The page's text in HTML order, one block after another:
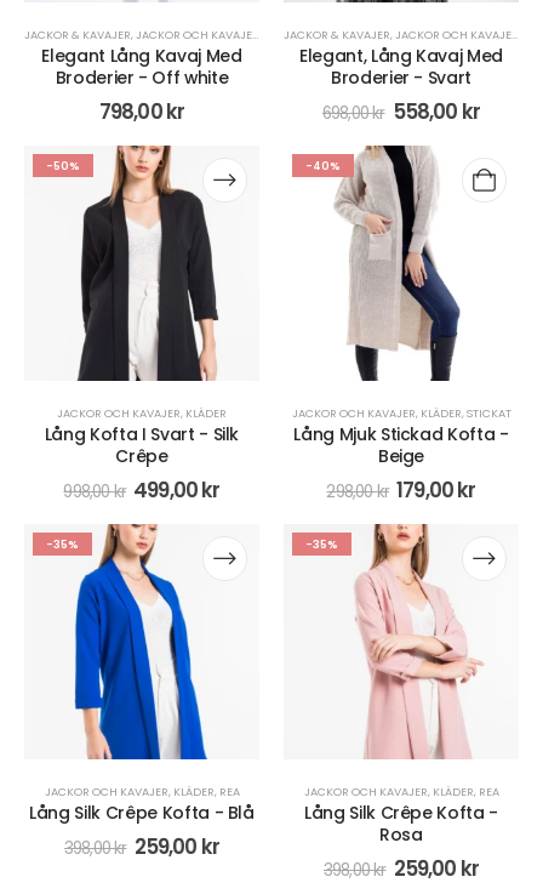
JACKOR & KAVAJER,JACKOR OCH KAVAJER KLÄDER,PLUS SIZE
Elegant Lång Kavaj Med
Broderier - Off white
798,00kr
JACKOR & KAVAJER,JACKOR OCH KAVAJER
Elegant, Lång Kavaj Med
Broderier - Svart
698,00kr 558,00 kr
-50%
JACKOR OCH KAVAJER, KLÄDER
Lång Kofta I Svart - Silk
Crêpe
998,00kr 499,00kr
-40%
JACKOR OCH KAVAJER, KLÄDER,STICKAT
Lång Mjuk Stickad Kofta -
Beige
298,00kr 179,00kr
-35%
JACKOR OCH KAVAJER, KLÄDER, REA
Lång Silk Crêpe Kofta - Blå
398,00kr 259,00 kr
-35%
JACKOR OCH KAVAJER, KLÄDER, REA
Lång Silk Crêpe Kofta -
Rosa
398,00kr 259,00 kr